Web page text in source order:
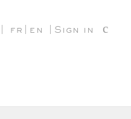
fr en Sign in